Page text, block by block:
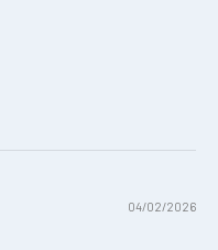
04/02/2026